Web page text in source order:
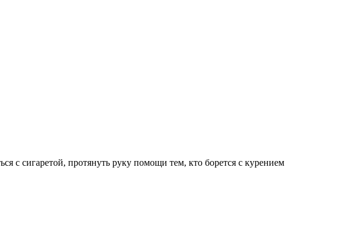
с сигаретой, протянуть руку помощи тем, кто борется с курением